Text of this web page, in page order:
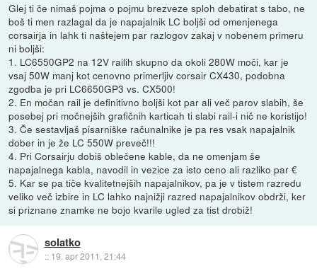
Glej ti če nimaš pojma o pojmu brezveze sploh debatirat s tabo, ne
boš ti men razlagal da je napajalnik LC boljši od omenjenega
corsairja in lahk ti naštejem par razlogov zakaj v nobenem primeru
ni boljši:
1. LC6550GP2 na 12V railih skupno da okoli 280W moči, kar je
vsaj 50W manj kot cenovno primerljiv corsair CX430, podobna
zgodba je pri LC6650GP3 vs. CX500!
2. En močan rail je definitivno boljši kot par ali več parov slabih, še
posebej pri močnejših grafičnih karticah ti slabi rail-i nič ne koristijo!
3. Če sestavljaš pisarniške računalnike je pa res vsak napajalnik
dober in je že LC 550W preveč!!!
4. Pri Corsairju dobiš oblečene kable, da ne omenjam še
napajalnega kabla, navodil in vezice za isto ceno ali razliko par €
5. Kar se pa tiče kvalitetnejših napajalnikov, pa je v tistem razredu
veliko več izbire in LC lahko najnižji razred napajalnikov obdrži, ker
si priznane znamke ne bojo kvarile ugled za tist drobiž!
solatko
:: 19. apr 2011, 21:44